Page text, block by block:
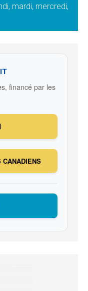
mardi, mercredi,
financé par les
CANADIENS